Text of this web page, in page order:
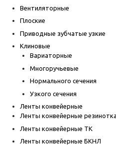
Вентиляторные
Плоские
Приводные зубчатые узкие
Клиновые
Вариаторные
Многоручьевые
Нормального сечения
Узкого сечения
Ленты конвейерные
Ленты конвейерные
Ленты конвейерные ТК
Ленты конвейерные БКНЛ